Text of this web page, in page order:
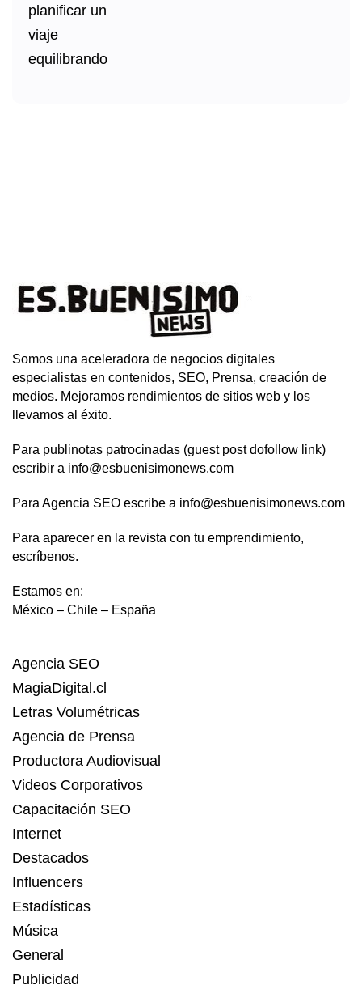
Somos una aceleradora de negocios digitales
especialistas en contenidos, SEO, Prensa, creación de
medios. Mejoramos rendimientos de sitios web y los
llevamos al éxito.
Para publinotas patrocinadas (guest post dofollow link)
escribir a info@esbuenisimonews.com
Para Agencia SEO escribe a info@esbuenisimonews.com
Para aparecer en la revista con tu emprendimiento,
escríbenos.
Estamos en:
México – Chile – España
Agencia SEO
MagiaDigital.cl
Letras Volumétricas
Agencia de Prensa
Productora Audiovisual
Videos Corporativos
Capacitación SEO
Internet
Destacados
Influencers
Estadísticas
Música
General
Publicidad